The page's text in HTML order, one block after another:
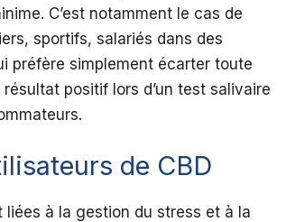
C’est notamment le cas de
sportifs, salariés dans des
préfère simplement écarter toute
positif lors d’un test salivaire
de CBD
liées à la gestion du stress et à la